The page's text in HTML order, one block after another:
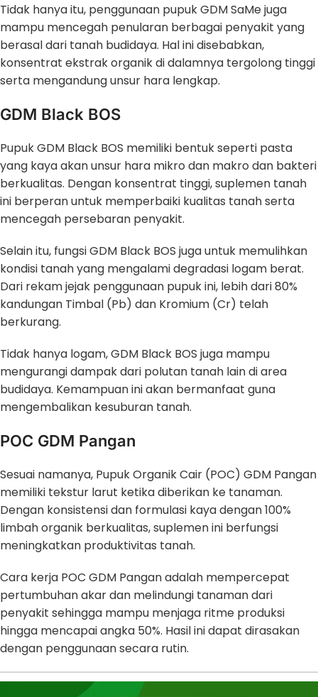
Tidak hanya itu, penggunaan pupuk GDM SaMe juga
mampu mencegah penularan berbagai penyakit yang
berasal dari tanah budidaya. Hal ini disebabkan,
konsentrat ekstrak organik di dalamnya tergolong tinggi
serta mengandung unsur hara lengkap.
GDM Black BOS
Pupuk GDM Black BOS memiliki bentuk seperti pasta
yang kaya akan unsur hara mikro dan makro dan bakteri
berkualitas. Dengan konsentrat tinggi, suplemen tanah
ini berperan untuk memperbaiki kualitas tanah serta
mencegah persebaran penyakit.
Selain itu, fungsi GDM Black BOS juga untuk memulihkan
kondisi tanah yang mengalami degradasi logam berat.
Dari rekam jejak penggunaan pupuk ini, lebih dari 80%
kandungan Timbal (Pb) dan Kromium (Cr) telah
berkurang.
Tidak hanya logam, GDM Black BOS juga mampu
mengurangi dampak dari polutan tanah lain di area
budidaya. Kemampuan ini akan bermanfaat guna
mengembalikan kesuburan tanah.
POC GDM Pangan
Sesuai namanya, Pupuk Organik Cair (POC) GDM Pangan
memiliki tekstur larut ketika diberikan ke tanaman.
Dengan konsistensi dan formulasi kaya dengan 100%
limbah organik berkualitas, suplemen ini berfungsi
meningkatkan produktivitas tanah.
Cara kerja POC GDM Pangan adalah mempercepat
pertumbuhan akar dan melindungi tanaman dari
penyakit sehingga mampu menjaga ritme produksi
hingga mencapai angka 50%. Hasil ini dapat dirasakan
dengan penggunaan secara rutin.